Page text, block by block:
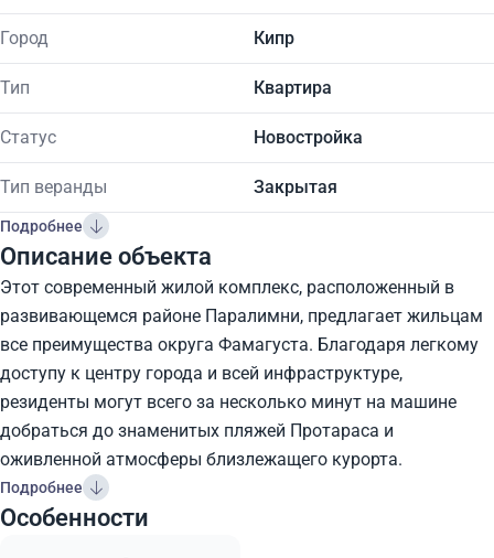
Город Кипр
Тип Квартира
Статус Новостройка
Тип веранды Закрытая
Подробнее
Описание объекта
Этот современный жилой комплекс, расположенный в
развивающемся районе Паралимни, предлагает жильцам
все преимущества округа Фамагуста. Благодаря легкому
доступу к центру города и всей инфраструктуре,
резиденты могут всего за несколько минут на машине
добраться до знаменитых пляжей Протараса и
оживленной атмосферы близлежащего курорта.
Подробнее
Особенности